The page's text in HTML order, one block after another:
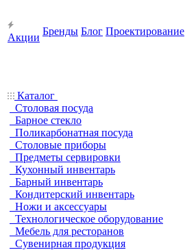
Акции
Бренды Блог Проектирование
Каталог
Столовая посуда
Барное стекло
Поликарбонатная посуда
Столовые приборы
Предметы сервировки
Кухонный инвентарь
Барный инвентарь
Кондитерский инвентарь
Ножи и аксессуары
Технологическое оборудование
Мебель для ресторанов
Сувенирная продукция